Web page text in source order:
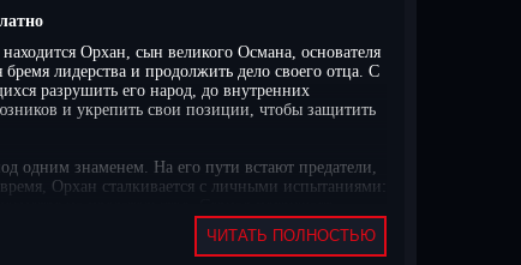
Орхан, сын великого Османа, основателя
лидерства и продолжить дело своего отца. С
разрушить его народ, до внутренних
и укрепить свои позиции, чтобы защитить
одним знаменем. На его пути встают предатели,
Орхан сталкивается с личными испытаниями:
ЧИТАТЬ ПОЛНОСТЬЮ